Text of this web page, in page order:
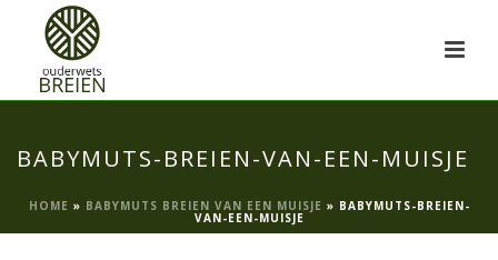
BABYMUTS-BREIEN-VAN-EEN-MUISJE
HOME » BABYMUTS BREIEN VAN EEN MUISJE » BABYMUTS-BREIEN-
VAN-EEN-MUISJE